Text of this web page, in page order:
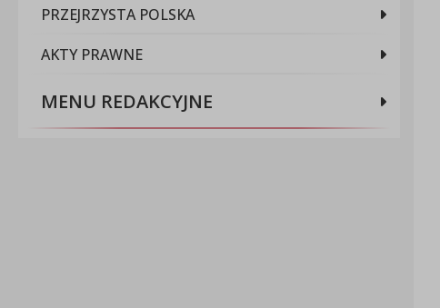
PRZEJRZYSTA POLSKA
AKTY PRAWNE
MENU REDAKCYJNE